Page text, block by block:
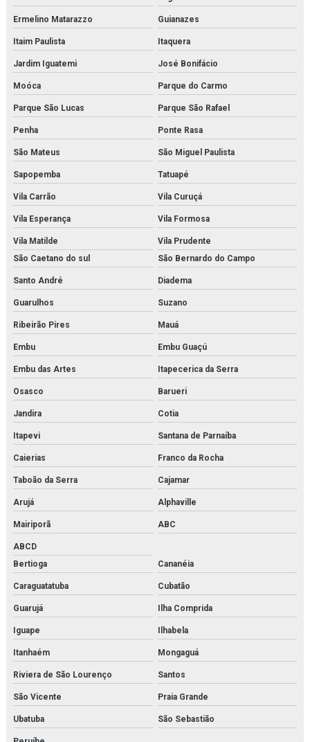
Modelo anatômico da mitose
Modelo anatômico da orelha
Modelo anatômico da pele
Modelo anatômico do cérebro
Modelo anatômico do corpo humano
Modelo anatômico do esqueleto (1700mm)
Modelo anatômico do sistema digestório
Modelo anatômico médico em são paulo
Modelo anatômico médico em sp
Modelo anatômico médico orçamento
Modelo anatômico médico para faculdades
Modelo anatômico molecular
Modelo anatômico para faculdades
Modelo anatômico para fins didáticos
Modelo molecular
Modelos moleculares comprar
Simulador de medicina
Simulador de parto
Simulador de parto normal
Simulador de parto normal com sistema de manivela
Simulador de pele para sutura
Simulador de próstata
Simulador de rcp
Simulador de rcp básica
Simulador de rcp neonatal
Simulador de sutura
Ermelino Matarazzo Guianazes
Itaim Paulista Itaquera
Jardim Iguatemi José Bonifácio
Moóca Parque do Carmo
Parque São Lucas Parque São Rafael
Penha Ponte Rasa
São Mateus São Miguel Paulista
Sapopemba Tatuapé
Vila Carrão Vila Curuçá
Vila Esperança Vila Formosa
Vila Matilde
Vila Prudente
São Caetano do sul
São Bernardo do Campo
Santo André Diadema
Guarulhos Suzano
Ribeirão Pires Mauá
Embu Embu Guaçú
Embu das Artes Itapecerica da Serra
Osasco Barueri
Jandira Cotia
Itapevi Santana de Parnaíba
Caierias Franco da Rocha
Taboão da Serra Cajamar
Arujá Alphaville
Mairiporã ABC
ABCD
Bertioga
Cananéia
Caraguatatuba Cubatão
Guarujá Ilha Comprida
Iguape Ilhabela
Itanhaém Mongaguá
Riviera de São Lourenço Santos
São Vicente Praia Grande
Ubatuba São Sebastião